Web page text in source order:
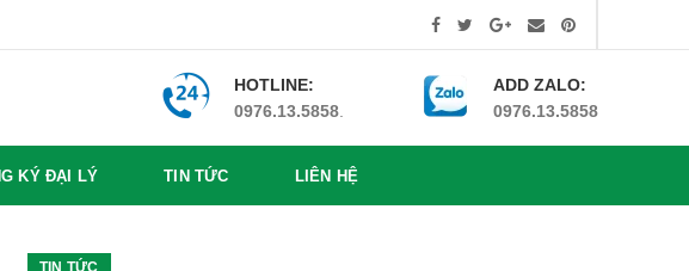
HOTLINE:
0976.13.5858
ADD ZALO:
0976.13.5858
KÝ ĐẠI LÝ TIN TỨC LIÊN HỆ
TIN TỨC